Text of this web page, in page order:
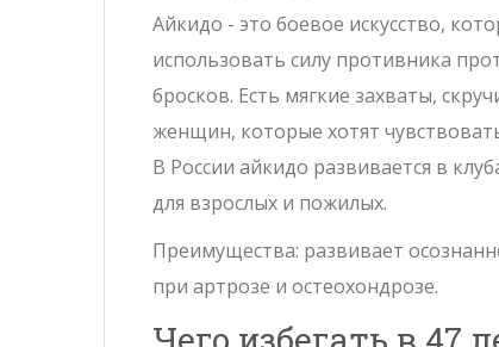
Айкидо - это боевое искусство,
использовать силу противника
бросков. Есть мягкие захваты,
женщин, которые хотят
В России айкидо развивается в
для взрослых и пожилых.
Преимущества: развивает
при артрозе и остеохондрозе.